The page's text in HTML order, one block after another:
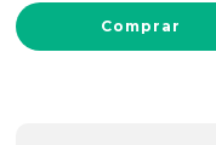
Comprar